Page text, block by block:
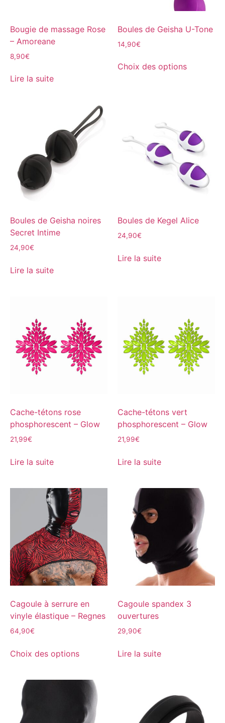
Bougie de massage Rose
– Amoreane
8,90€
Lire la suite
Boules de Geisha U-Tone
14,90€
Choix des options
Boules de Geisha noires
Secret Intime
24,90€
Lire la suite
Boules de Kegel Alice
24,90€
Lire la suite
Cache-tétons rose
phosphorescent – Glow
21,99€
Lire la suite
Cache-tétons vert
phosphorescent – Glow
21,99€
Lire la suite
Cagoule à serrure en
vinyle élastique – Regnes
64,90€
Choix des options
Cagoule spandex 3
ouvertures
29,90€
Lire la suite